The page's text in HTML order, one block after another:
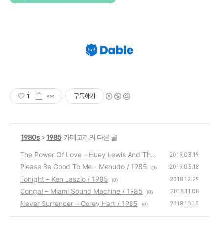
1 구독하기
'1980s>1985' 카테고리의 다른 글
The Power Of Love – Huey Lewis And The
News / 1985
(0)
2019.03.19
Please Be Good To Me - Menudo / 1985 (0) 2019.03.18
Tonight – Ken Laszlo / 1985 (0) 2018.12.29
Conga! – Miami Sound Machine / 1985 (0) 2018.11.08
Never Surrender – Corey Hart / 1985 (0) 2018.10.13